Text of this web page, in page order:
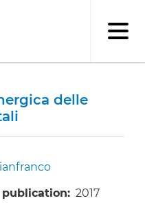
delle
publication
2017